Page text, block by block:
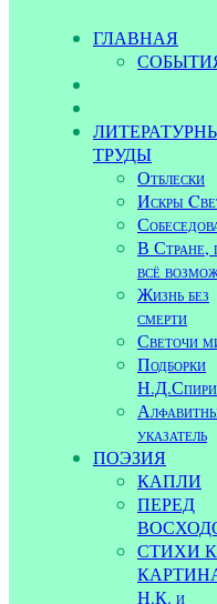
ГЛАВНАЯ
ТРУДЫ
Отблески
Искры
В Стране,
всё
Жизнь без
смерти
Светочи
Подборки
указатель
ПОЭЗИЯ
КАПЛИ
ПЕРЕД
СТИХИ К
Н.К. и